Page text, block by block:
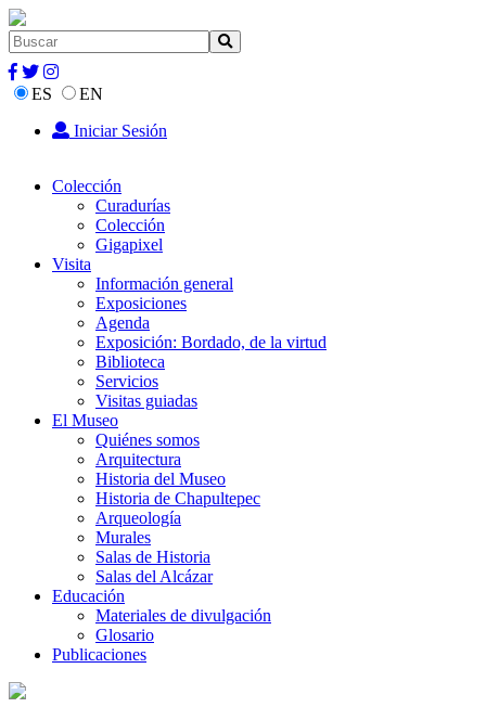
ES
EN
Iniciar Sesión
Colección
Curadurías
Colección
Gigapixel
Visita
Información general
Exposiciones
Agenda
Exposición: Bordado, de la virtud
Biblioteca
Servicios
Visitas guiadas
El Museo
Quiénes somos
Arquitectura
Historia del Museo
Historia de Chapultepec
Arqueología
Murales
Salas de Historia
Salas del Alcázar
Educación
Materiales de divulgación
Glosario
Publicaciones